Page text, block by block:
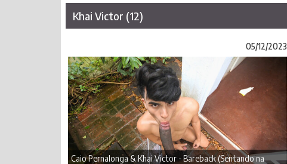
Khai Victor (12)
05/12/2023
Caio Pernalonga & Khai Victor - Bareback (Sentando na